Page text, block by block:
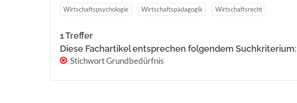
Wirtschaftspsychologie Wirtschaftspädagogik Wirtschaftsrecht
1 Treffer
Diese Fachartikel entsprechen folgendem Suchkriterium:
Stichwort Grundbedürfnis